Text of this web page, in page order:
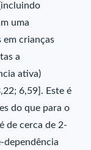
uma
em crianças
a
ativa)
6,59]. Este é
do que para o
de cerca de 2-
dependência